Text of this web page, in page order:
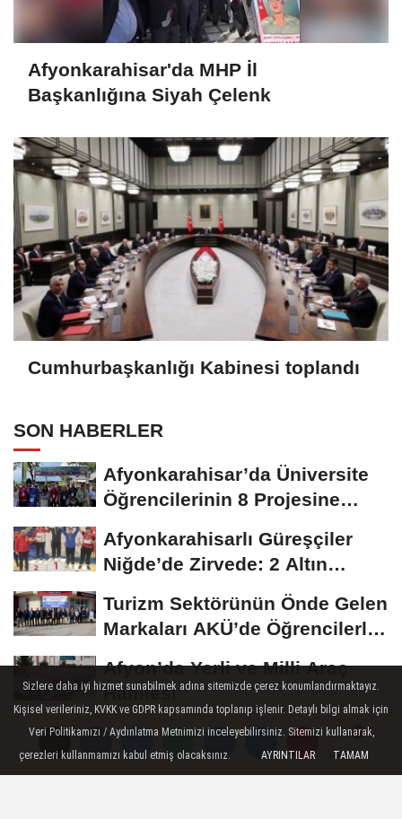
Yorumlar
Yorumlar
Afyonkarahisar'da MHP İl
Başkanlığına Siyah Çelenk
Cumhurbaşkanlığı Kabinesi toplandı
SON HABERLER
Afyonkarahisar’da Üniversite
Öğrencilerinin 8 Projesine
Afyonkarahisarlı Güreşçiler
Niğde’de Zirvede: 2 Altın
Turizm Sektörünün Önde Gelen
Markaları AKÜ’de Öğrencilerle
Afyon’da Yerli ve Milli Araç
Hamlesi
Üzeyir Aladağ’dan Bolvadin
Çıkarması: “Siyaset Halkın
Sizlere daha iyi hizmet sunabilmek adına sitemizde çerez konumlandırmaktayız.
Kişisel verileriniz, KVKK ve GDPR kapsamında toplanıp işlenir. Detaylı bilgi almak için
Veri Politikamızı / Aydınlatma Metnimizi inceleyebilirsiniz. Sitemizi kullanarak,
çerezleri kullanmamızı kabul etmiş olacaksınız.
AYRINTILAR TAMAM